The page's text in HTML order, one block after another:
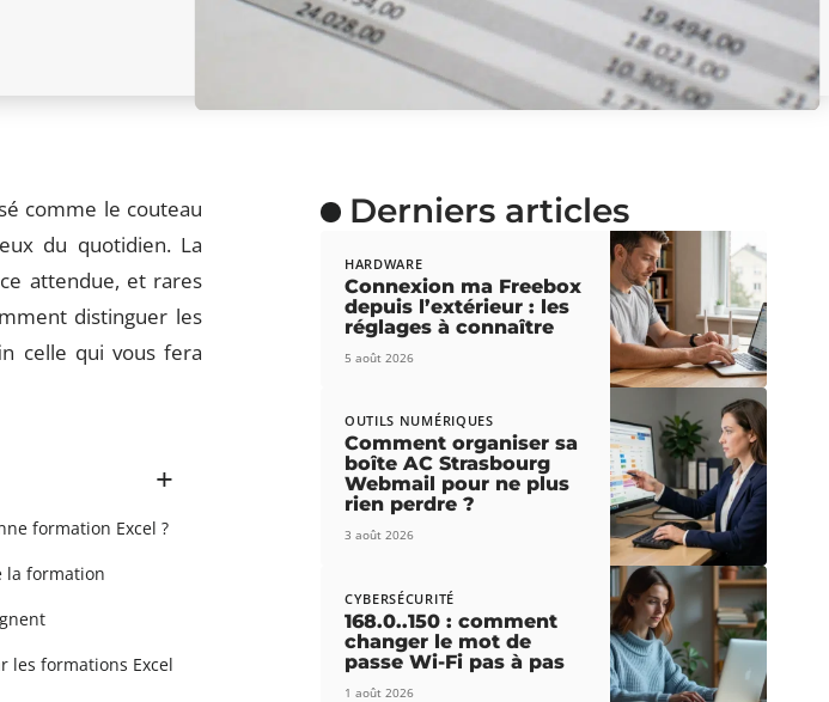
comme le couteau
du quotidien. La
attendue, et rares
distinguer les
celle qui vous fera
formation Excel ?
la formation
les formations Excel
Derniers articles
HARDWARE
Connexion ma Freebox
depuis l’extérieur : les
réglages à connaître
5 août 2026
OUTILS NUMÉRIQUES
Comment organiser sa
boîte AC Strasbourg
Webmail pour ne plus
rien perdre ?
3 août 2026
CYBERSÉCURITÉ
168.0..150 : comment
changer le mot de
passe Wi-Fi pas à pas
1 août 2026